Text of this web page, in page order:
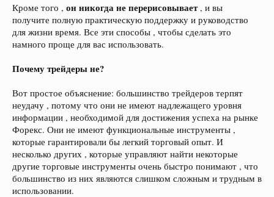
Кроме того , он никогда не перерисовывает, и вы
получите полную практическую поддержку и руководство
для жизни время. Все эти способы , чтобы сделать это
намного проще для вас использовать.
Почему трейдеры не?
Вот простое объяснение: большинство трейдеров терпят
неудачу , потому что они не имеют надлежащего уровня
информации , необходимой для достижения успеха на рынке
Форекс. Они не имеют функциональные инструменты ,
которые гарантировали бы легкий торговый опыт. И
несколько других , которые управляют найти некоторые
другие торговые инструменты очень быстро понимают , что
большинство из них являются слишком сложным и трудным в
использовании.